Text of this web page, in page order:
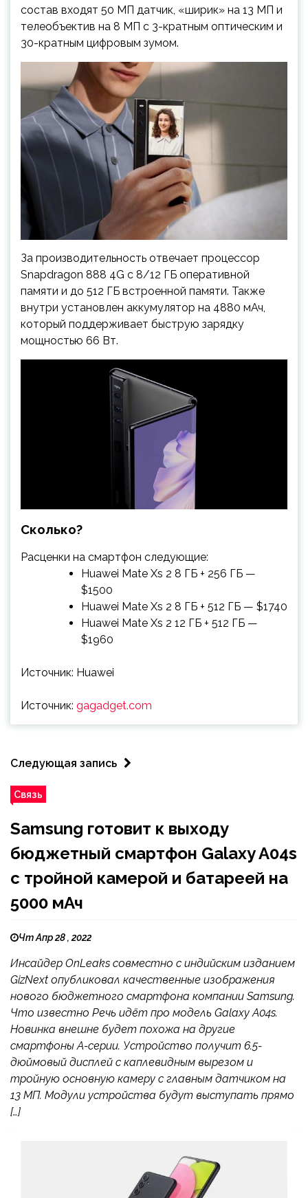
состав входят 50 МП датчик, «ширик» на 13 МП и
телеобъектив на 8 МП с 3-кратным оптическим и
30-кратным цифровым зумом.
За производительность отвечает процессор
Snapdragon 888 4G с 8/12 ГБ оперативной
памяти и до 512 ГБ встроенной памяти. Также
внутри установлен аккумулятор на 4880 мАч,
который поддерживает быструю зарядку
мощностью 66 Вт.
Сколько?
Расценки на смартфон следующие:
Huawei Mate Xs 2 8 ГБ + 256 ГБ —
$1500
Huawei Mate Xs 2 8 ГБ + 512 ГБ — $1740
Huawei Mate Xs 2 12 ГБ + 512 ГБ —
$1960
Источник: Huawei
Источник: gagadget.com
Следующая запись
Связь
Samsung готовит к выходу
бюджетный смартфон Galaxy A04s
с тройной камерой и батареей на
5000 мАч
Чт Апр 28 , 2022
Инсайдер OnLeaks совместно с индийским изданием
GizNext опубликовал качественные изображения
нового бюджетного смартфона компании Samsung.
Что известно Речь идёт про модель Galaxy A04s.
Новинка внешне будет похожа на другие
смартфоны A-серии. Устройство получит 6.5-
дюймовый дисплей с каплевидным вырезом и
тройную основную камеру с главным датчиком на
13 МП. Модули устройства будут выступать прямо
[…]